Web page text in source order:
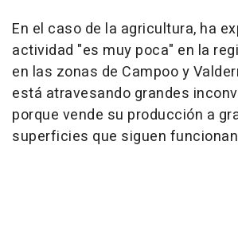
En el caso de la agricultura, ha
actividad "es muy poca" en la
en las zonas de Campoo y
está atravesando grandes
porque vende su producción a
superficies que siguen